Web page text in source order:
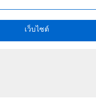
เว็บไซต์